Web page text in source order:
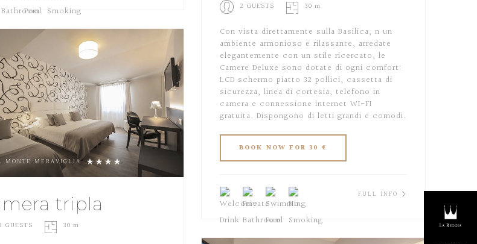
2 GUESTS 30 m
Con vista direttamente sulla Basilica, n un
ambiente armonioso e rilassante, arredate
elegantemente con un stile ricercato, le
Camere Deluxe sono dotate di ogni comfort:
LCD schermo piatto 32 pollici, cassetta di
sicurezza, linea di cortesia, telefono in
camera e connessione internet WI-FI
gratuita. Dispongono di letti grandi e comodi.
FULL INFO
MONTE MERAVIGLIA
tripla
GUESTS 30 m